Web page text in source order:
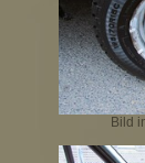
Bild